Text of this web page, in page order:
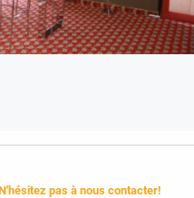
pas à nous contacter!